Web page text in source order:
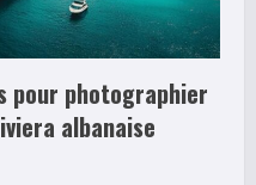
pour photographier
albanaise